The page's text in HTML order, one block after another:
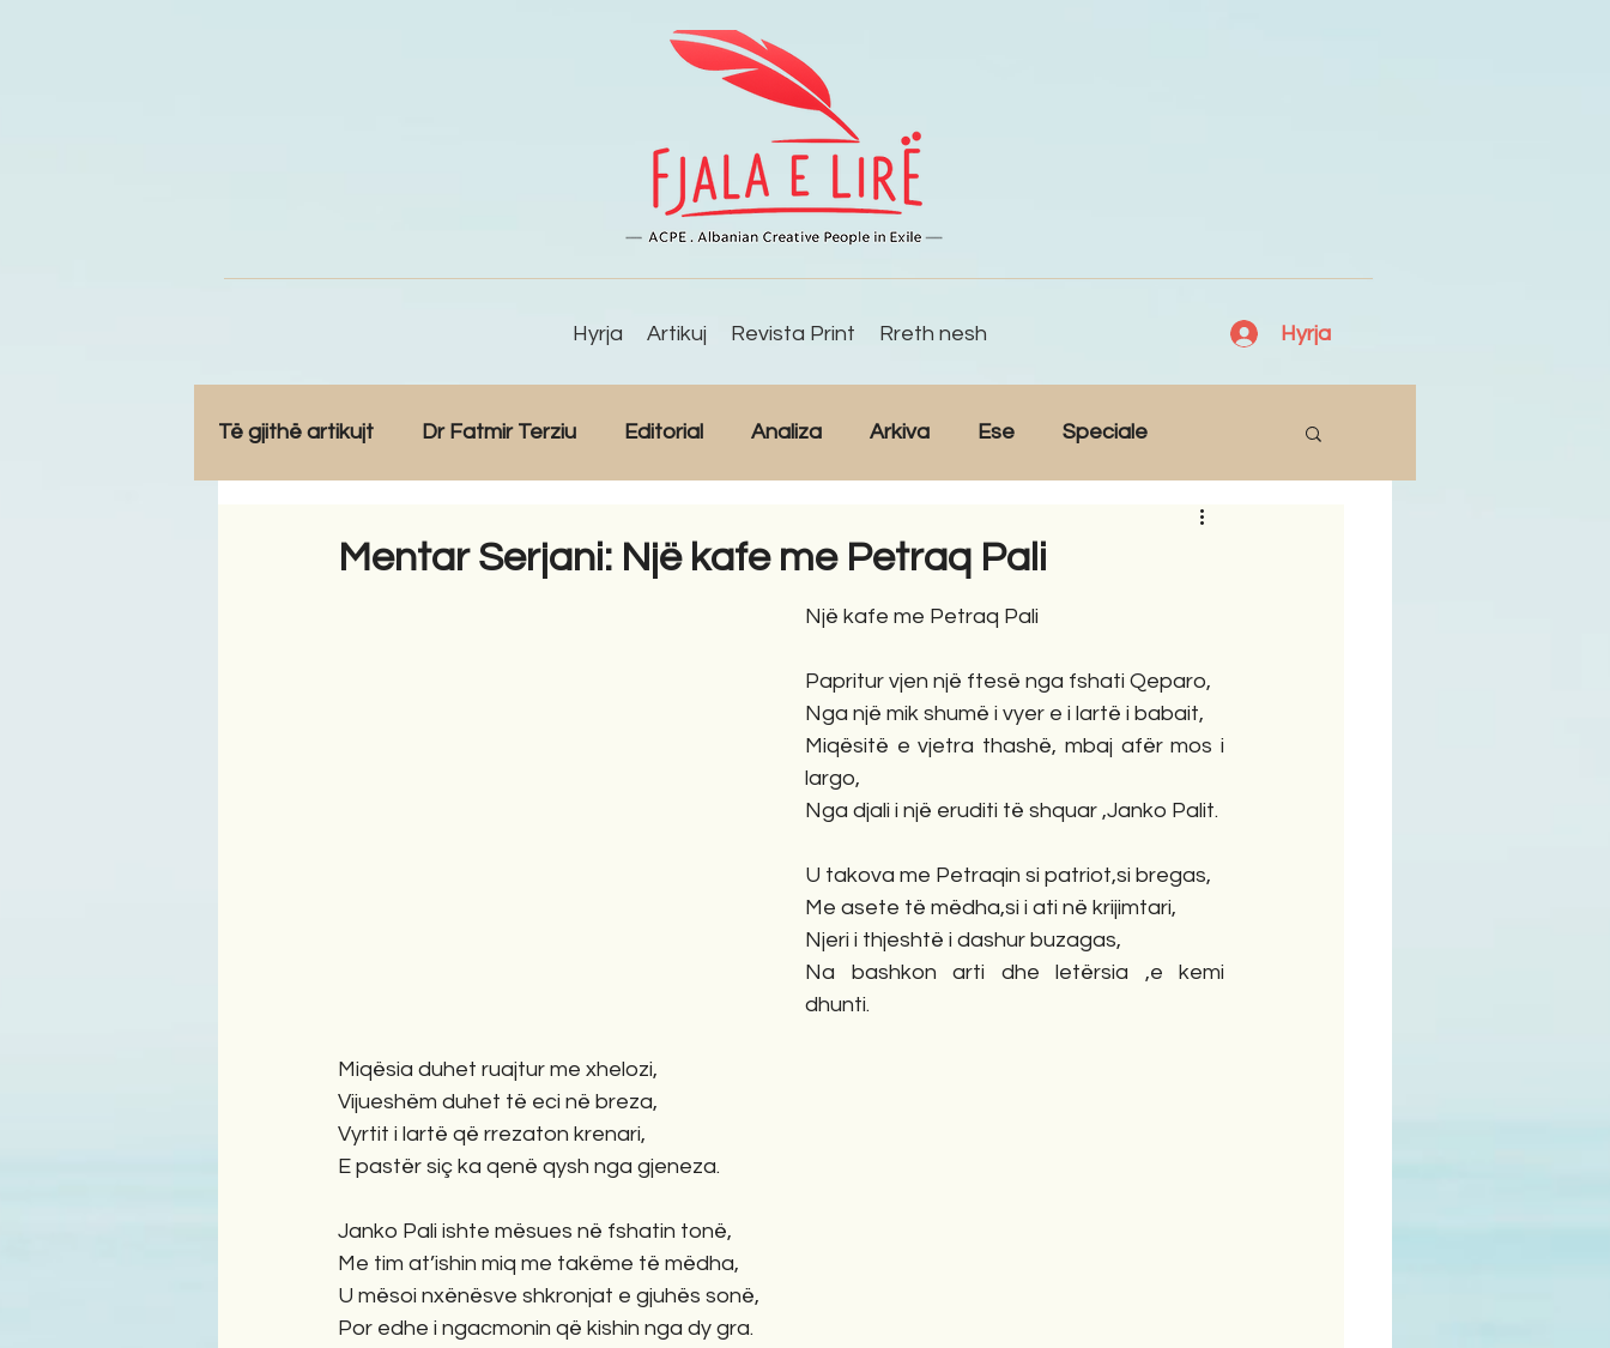
Hyrja Artikuj Revista Print Rreth nesh Hyrja
Të gjithë artikujt Dr Fatmir Terziu Editorial Analiza Arkiva Ese Speciale
Romane English Përkthime
Mentar Serjani: Një kafe me Petraq Pali
Një kafe me Petraq Pali
Papritur vjen një ftesë nga fshati Qeparo,
Nga një mik shumë i vyer e i lartë i babait,
Miqësitë e vjetra thashë, mbaj afër mos i
largo,
Nga djali i një eruditi të shquar ,Janko Palit.
U takova me Petraqin si patriot,si bregas,
Me asete të mëdha,si i ati në krijimtari,
Njeri i thjeshtë i dashur buzagas,
Na bashkon arti dhe letërsia ,e kemi
dhunti.
Miqësia duhet ruajtur me xhelozi,
Vijueshëm duhet të eci në breza,
Vyrtit i lartë që rrezaton krenari,
E pastër siç ka qenë qysh nga gjeneza.
Janko Pali ishte mësues në fshatin tonë,
Me tim at’ishin miq me takëme të mëdha,
U mësoi nxënësve shkronjat e gjuhës sonë,
Por edhe i ngacmonin që kishin nga dy gra.